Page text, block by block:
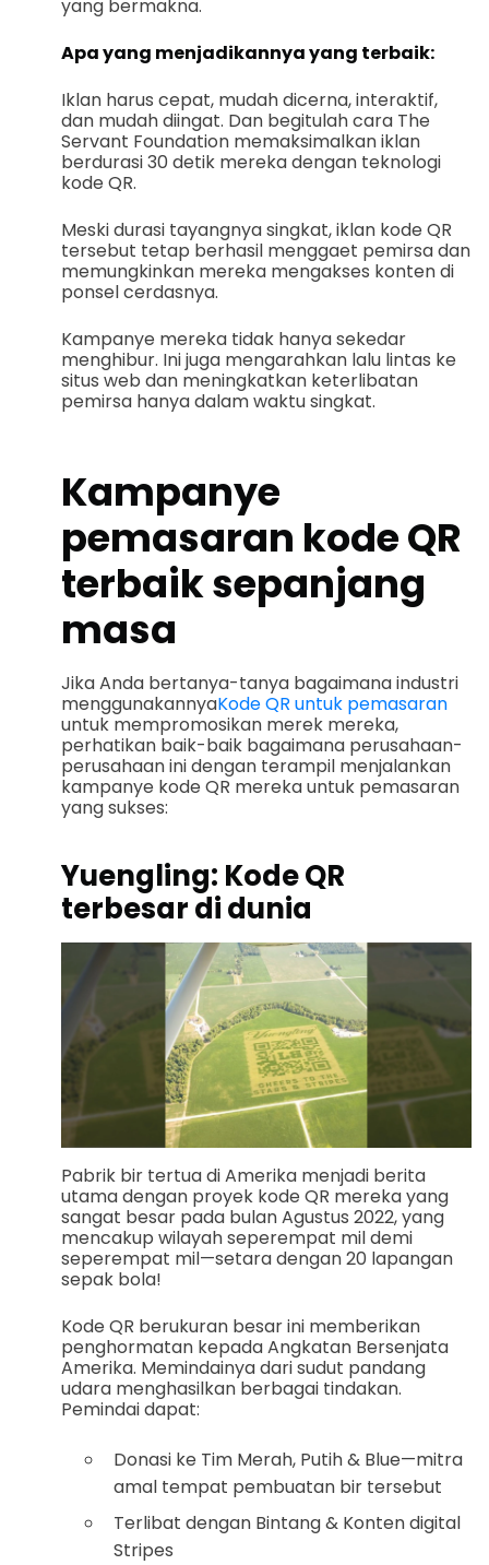
yang bermakna.
Apa yang menjadikannya yang terbaik:
Iklan harus cepat, mudah dicerna, interaktif,
dan mudah diingat. Dan begitulah cara The
Servant Foundation memaksimalkan iklan
berdurasi 30 detik mereka dengan teknologi
kode QR.
Meski durasi tayangnya singkat, iklan kode QR
tersebut tetap berhasil menggaet pemirsa dan
memungkinkan mereka mengakses konten di
ponsel cerdasnya.
Kampanye mereka tidak hanya sekedar
menghibur. Ini juga mengarahkan lalu lintas ke
situs web dan meningkatkan keterlibatan
pemirsa hanya dalam waktu singkat.
Kampanye
pemasaran kode QR
terbaik sepanjang
masa
Jika Anda bertanya-tanya bagaimana industri
menggunakannyaKode QR untuk pemasaran
untuk mempromosikan merek mereka,
perhatikan baik-baik bagaimana perusahaan-
perusahaan ini dengan terampil menjalankan
kampanye kode QR mereka untuk pemasaran
yang sukses:
Yuengling: Kode QR
terbesar di dunia
Pabrik bir tertua di Amerika menjadi berita
utama dengan proyek kode QR mereka yang
sangat besar pada bulan Agustus 2022, yang
mencakup wilayah seperempat mil demi
seperempat mil—setara dengan 20 lapangan
sepak bola!
Kode QR berukuran besar ini memberikan
penghormatan kepada Angkatan Bersenjata
Amerika. Memindainya dari sudut pandang
udara menghasilkan berbagai tindakan.
Pemindai dapat:
Donasi ke Tim Merah, Putih & Blue—mitra
amal tempat pembuatan bir tersebut
Terlibat dengan Bintang & Konten digital
Stripes